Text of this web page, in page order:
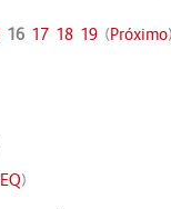
16 17 18 19 (Próximo
EQ)